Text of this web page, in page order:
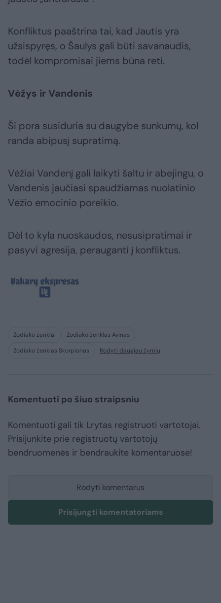
Konfliktus paaštrina tai, kad Jautis yra
užsispyręs, o Šaulys gali būti savanaudis,
todėl kompromisai jiems būna reti.
Vėžys ir Vandenis
Ši pora susiduria su daugybe sunkumų, kol
randa abipusį supratimą.
Vėžiai Vandenį gali laikyti šaltu ir abejingu, o
Vandenis jaučiasi spaudžiamas nuolatinio
Vėžio emocinio poreikio.
Dėl to kyla nuoskaudos, nesusipratimai ir
pasyvi agresija, perauganti į konfliktus.
Zodiako ženklai
Zodiako ženklas Avinas
Zodiako ženklas Skorpionas
Rodyti daugiau žymių
Komentuoti po šiuo straipsniu
Komentuoti gali tik Lrytas registruoti vartotojai.
Prisijunkite prie registruotų vartotojų
bendruomenės ir bendraukite komentaruose!
Rodyti komentarus
Prisijungti komentatoriams